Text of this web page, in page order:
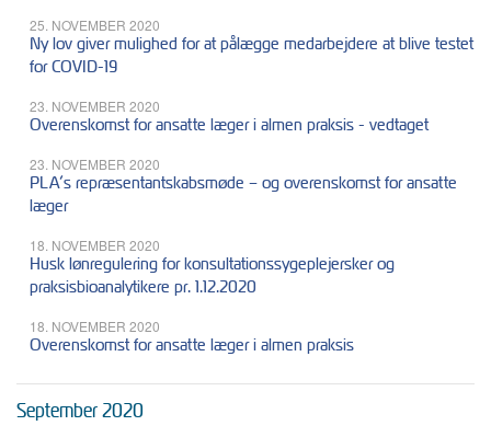
25. NOVEMBER 2020
Ny lov giver mulighed for at pålægge medarbejdere at blive testet
for COVID-19
23. NOVEMBER 2020
Overenskomst for ansatte læger i almen praksis - vedtaget
23. NOVEMBER 2020
PLA’s repræsentantskabsmøde – og overenskomst for ansatte
læger
18. NOVEMBER 2020
Husk lønregulering for konsultationssygeplejersker og
praksisbioanalytikere pr. 1.12.2020
18. NOVEMBER 2020
Overenskomst for ansatte læger i almen praksis
September 2020